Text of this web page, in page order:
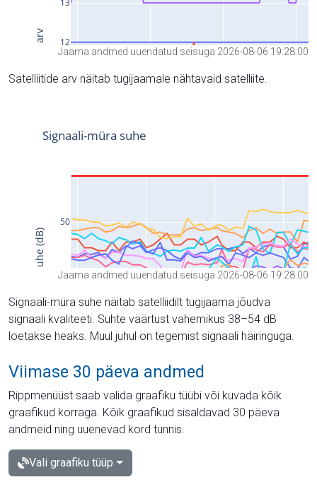
Jaama andmed uuendatud seisuga 2026-08-06 19:28:00
Satelliitide arv näitab tugijaamale nähtavaid satelliite.
Jaama andmed uuendatud seisuga 2026-08-06 19:28:00
Signaali-müra suhe näitab satelliidilt tugijaama jõudva
signaali kvaliteeti. Suhte väärtust vahemikus 38–54 dB
loetakse heaks. Muul juhul on tegemist signaali häiringuga.
Viimase 30 päeva andmed
Rippmenüüst saab valida graafiku tüübi või kuvada kõik
graafikud korraga. Kõik graafikud sisaldavad 30 päeva
andmeid ning uuenevad kord tunnis.
Vali graafiku tüüp